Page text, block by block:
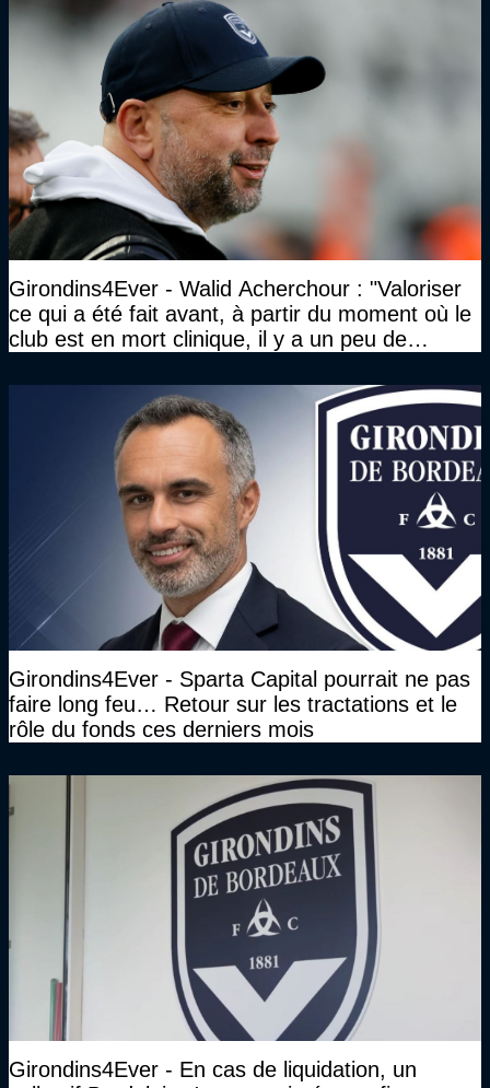
Girondins4Ever - Walid Acherchour : "Valoriser
ce qui a été fait avant, à partir du moment où le
club est en mort clinique, il y a un peu de
Girondins4Ever - Sparta Capital pourrait ne pas
faire long feu… Retour sur les tractations et le
rôle du fonds ces derniers mois
Girondins4Ever - En cas de liquidation, un